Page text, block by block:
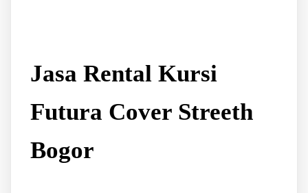
Jasa Rental Kursi
Futura Cover Streeth
Bogor